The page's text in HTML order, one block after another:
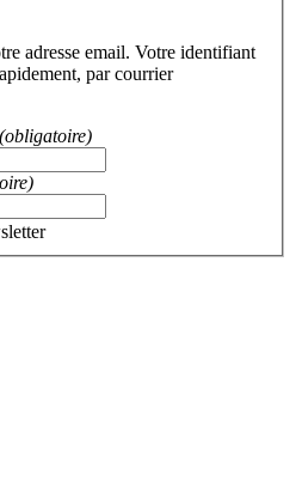
adresse email. Votre identifiant
par courrier
(obligatoire)